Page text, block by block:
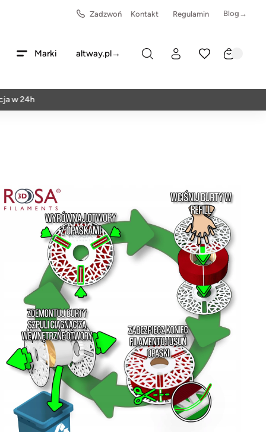
Zadzwoń Kontakt Regulamin Blog→
Marki altway.pl→